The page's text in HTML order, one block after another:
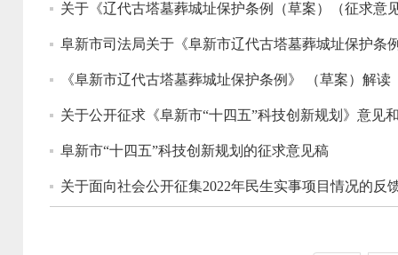
关于《辽代古塔墓葬城址保护条例（草案）（征求意
阜新市司法局关于《阜新市辽代古塔墓葬城址保护条
《阜新市辽代古塔墓葬城址保护条例》 （草案）解读
关于公开征求《阜新市“十四五”科技创新规划》意见
阜新市“十四五”科技创新规划的征求意见稿
关于面向社会公开征集2022年民生实事项目情况的反